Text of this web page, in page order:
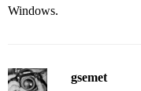
Windows.
gsemet